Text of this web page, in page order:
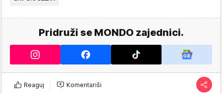
Pridruži se MONDO zajednici.
Reaguj Komentariši